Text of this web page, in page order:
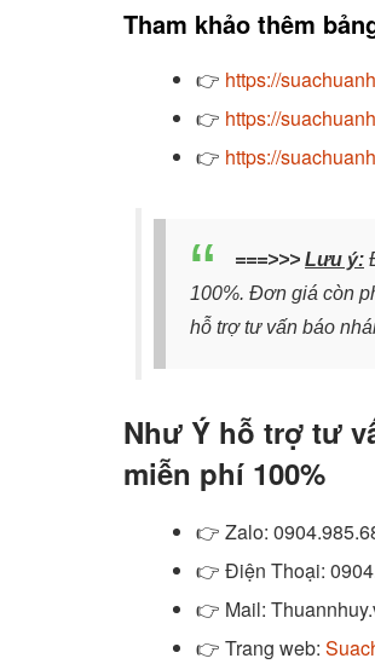
Tham khảo thêm
👉 https://
👉 https://
👉 https://
===>>> Lưu ý:
100%. Đơn giá còn
hỗ trợ tư vấn báo
Như Ý hỗ trợ tư
miễn phí 100%
👉 Zalo:
👉 Điện Thoại:
👉 Mail:
👉 Trang web: